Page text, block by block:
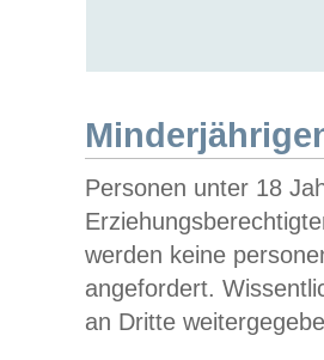
Personen unter 18
werden keine
angefordert.
an Dritte